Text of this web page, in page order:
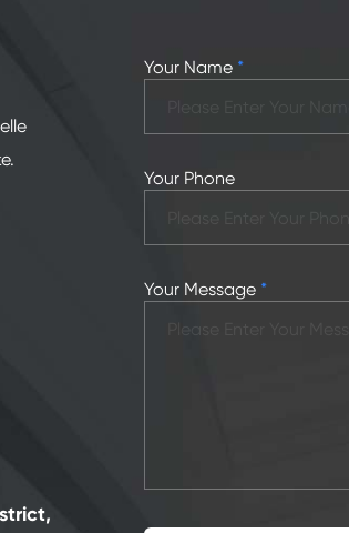
Your Name *
Your Phone
Your Message *